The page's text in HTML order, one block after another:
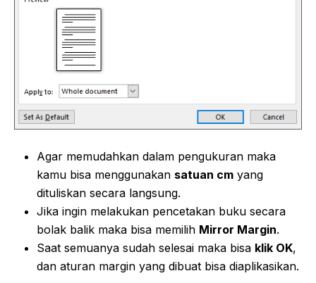
Agar memudahkan dalam pengukuran maka
kamu bisa menggunakan satuan cm yang
dituliskan secara langsung.
Jika ingin melakukan pencetakan buku secara
bolak balik maka bisa memilih Mirror Margin.
Saat semuanya sudah selesai maka bisa klik OK,
dan aturan margin yang dibuat bisa diaplikasikan.